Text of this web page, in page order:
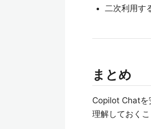
二次利用す
まとめ
Copilot Chatを
理解しておくこ